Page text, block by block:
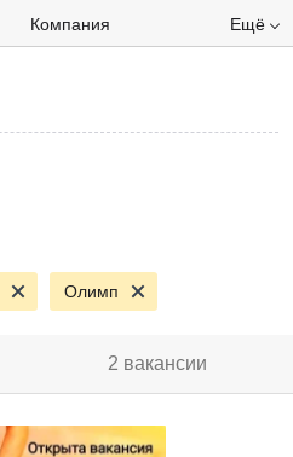
Ещё
Компания
Олимп
2 вакансии